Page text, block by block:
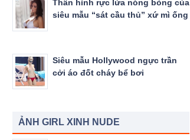
Thân hình rực lửa nóng bỏng của
siêu mẫu “sát cầu thủ” xứ mì ống
Siêu mẫu Hollywood ngực trần
cởi áo đốt cháy bể bơi
ẢNH GIRL XINH NUDE